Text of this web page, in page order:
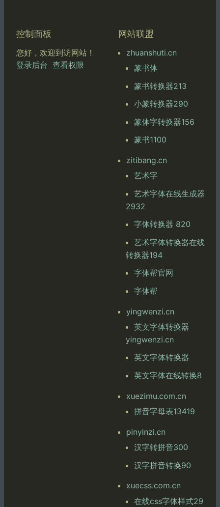
控制面板
您好，欢迎到访网站！
登录后台 查看权限
网站联盟
zhuanshuti.cn
篆书体
篆书转换器213
小篆转换器290
篆体字转换器156
篆书1100
zitibang.cn
艺术字
艺术字体在线生成器
2932
字体转换器 820
艺术字体转换器在线
转换器194
字体帮官网
字体帮
yingwenzi.cn
英文字体转换器
yingwenzi.cn
英文字体转换器
英文字体在线转换8
xuezimu.com.cn
拼音字母表13419
pinyinzi.cn
汉字转拼音300
汉字拼音转换90
xuecss.com.cn
在线css字体样式29